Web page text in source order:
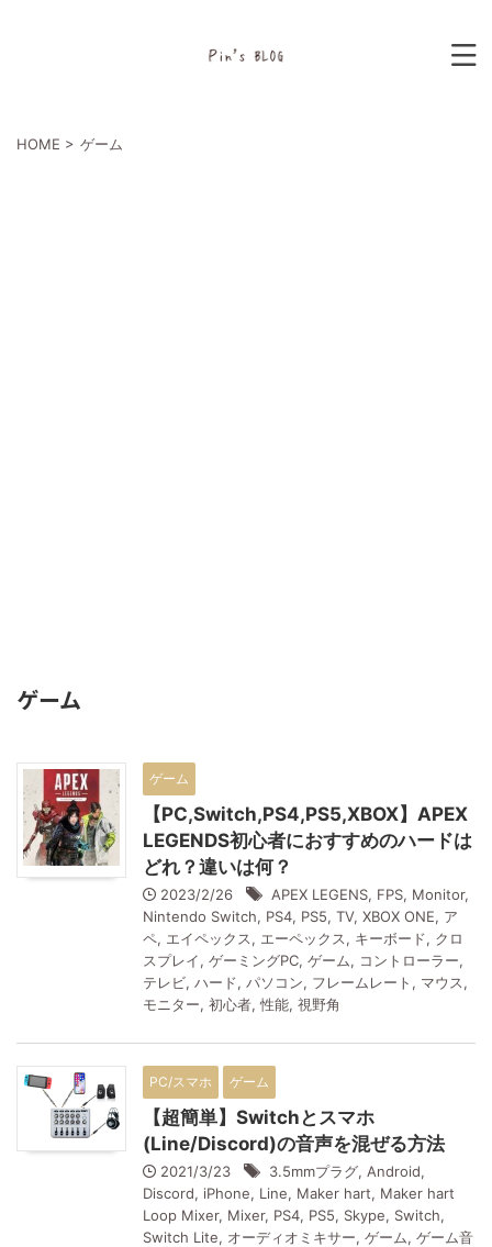
HOME > ゲーム
ゲーム
ゲーム
【PC,Switch,PS4,PS5,XBOX】APEX
LEGENDS初心者におすすめのハードは
どれ？違いは何？
2023/2/26 APEX LEGENS, FPS, Monitor,
Nintendo Switch, PS4, PS5, TV, XBOX ONE, ア
ペ, エイペックス, エーペックス, キーボード, クロ
スプレイ, ゲーミングPC, ゲーム, コントローラー,
テレビ, ハード, パソコン, フレームレート , マウス,
モニター, 初心者, 性能, 視野角
PC/スマホ ゲーム
【超簡単】Switchとスマホ
(Line/Discord)の音声を混ぜる方法
2021/3/23 3.5mmプラグ, Android,
Discord, iPhone, Line, Maker hart, Maker hart
Loop Mixer, Mixer, PS4, PS5, Skype, Switch,
Switch Lite, オーディオミキサー, ゲーム, ゲーム音